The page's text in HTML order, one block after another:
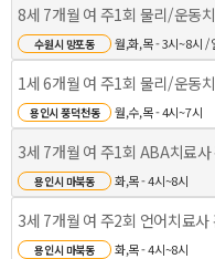
8세 7개월 여 주1회 물리/운동
수원시 망포동 월,화,목 - 3시~8시 /
1세 6개월 여 주1회 물리/운동
용인시 풍덕천동 월,수,목 - 4시~7시
3세 7개월 여 주1회 ABA치료사
용인시 마북동 화,목 - 4시~8시
3세 7개월 여 주2회 언어치료사
용인시 마북동 화,목 - 4시~8시